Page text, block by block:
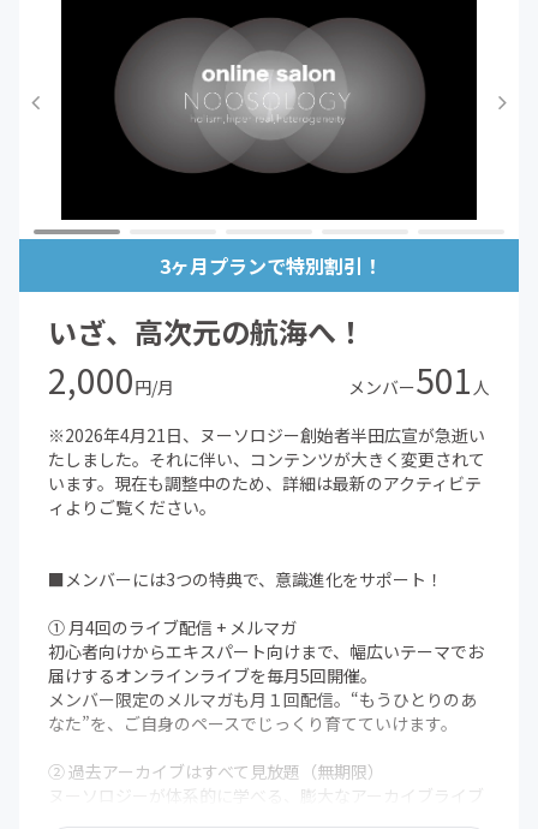
3ヶ月プランで特別割引！
いざ、高次元の航海へ！
2,000円/月 メンバー501 人
※2026年4月21日、ヌーソロジー創始者半田広宣が急逝い
たしました。それに伴い、コンテンツが大きく変更されて
います。現在も調整中のため、詳細は最新のアクティビテ
ィよりご覧ください。
■メンバーには3つの特典で、意識進化をサポート！
① 月4回のライブ配信 + メルマガ
初心者向けからエキスパート向けまで、幅広いテーマでお
届けするオンラインライブを毎月5回開催。
メンバー限定のメルマガも月１回配信。“もうひとりのあ
なた”を、ご自身のペースでじっくり育てていけます。
② 過去アーカイブはすべて見放題（無期限）
ヌーソロジーが体系的に学べる、膨大なアーカイブライブ